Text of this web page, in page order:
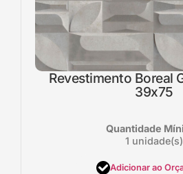
Revestimento Boreal
39x75
Quantidade
1 unidade(s)
Adicionar ao